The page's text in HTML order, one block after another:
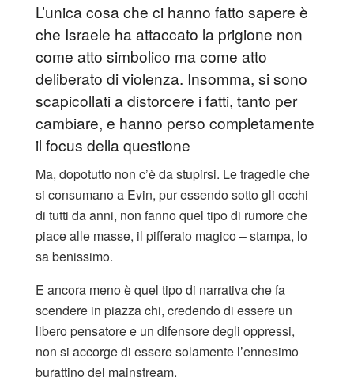
L’unica cosa che ci hanno fatto sapere è
che Israele ha attaccato la prigione non
come atto simbolico ma come atto
deliberato di violenza. Insomma, si sono
scapicollati a distorcere i fatti, tanto per
cambiare, e hanno perso completamente
il focus della questione
Ma, dopotutto non c’è da stupirsi. Le tragedie che
si consumano a Evin, pur essendo sotto gli occhi
di tutti da anni, non fanno quel tipo di rumore che
piace alle masse, il pifferaio magico – stampa, lo
sa benissimo.
E ancora meno è quel tipo di narrativa che fa
scendere in piazza chi, credendo di essere un
libero pensatore e un difensore degli oppressi,
non si accorge di essere solamente l’ennesimo
burattino del mainstream.